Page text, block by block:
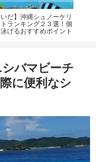
いだ】沖縄シュノーケリ
ランキング２３選！個
げるおすすめポイント
シバマビーチ
に便利なシ